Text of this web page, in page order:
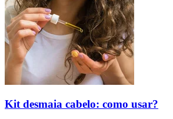
Kit desmaia cabelo: como usar?